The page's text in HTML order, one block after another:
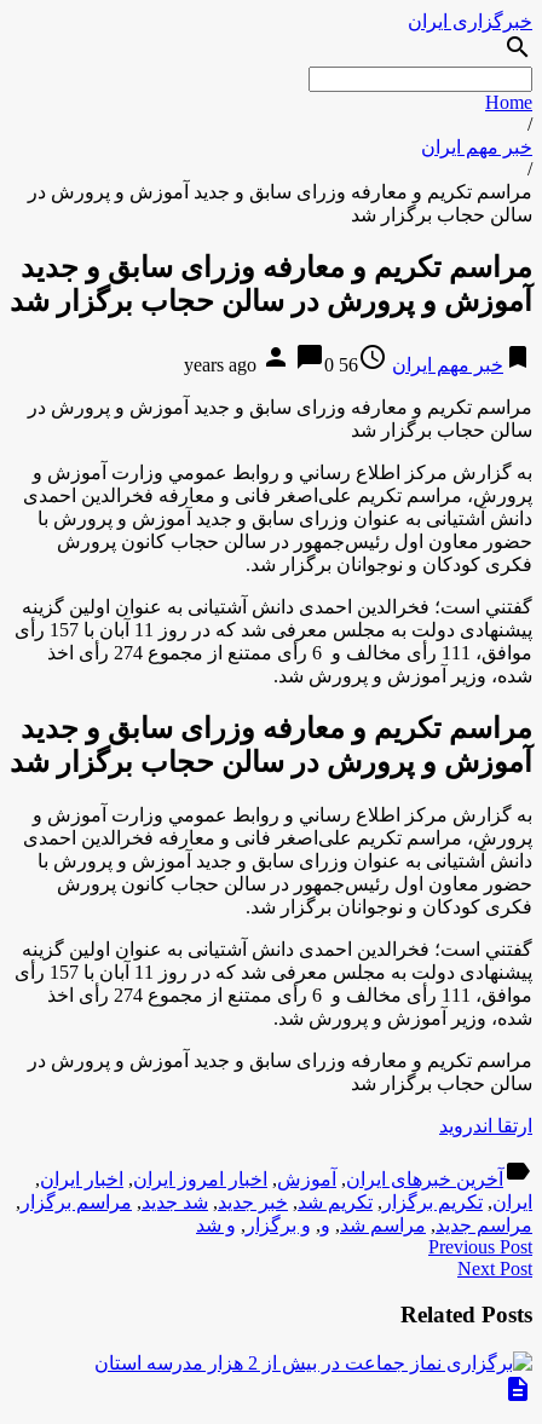
خبرگزاری ایران
search
Home
/
خبر مهم ایران
/
مراسم تكريم و معارفه وزرای سابق و جدید آموزش و پرورش در
سالن حجاب برگزار شد
مراسم تكريم و معارفه وزرای سابق و جدید
آموزش و پرورش در سالن حجاب برگزار شد
bookmark خبر مهم ایران access_time
56 years ago
person chat_bubble0
مراسم تكريم و معارفه وزرای سابق و جدید آموزش و پرورش در
سالن حجاب برگزار شد
به گزارش مركز اطلاع رساني و روابط عمومي وزارت آموزش و
پرورش، مراسم تكريم علی‌اصغر فانی و معارفه فخرالدین احمدی
دانش آشتیانی به عنوان وزرای سابق و جدید آموزش و پرورش با
حضور معاون اول رئیس‌جمهور در سالن حجاب کانون پرورش
فکری کودکان و نوجوانان برگزار شد.
گفتني است؛ فخرالدین احمدی دانش آشتیانی به عنوان اولین گزینه
پیشنهادی دولت به مجلس معرفی شد که در روز 11 آبان با 157 رأی
موافق، 111 رأی مخالف و 6 رأی ممتنع از مجموع 274 رأی اخذ
شده، وزیر آموزش و پرورش شد.
مراسم تكريم و معارفه وزرای سابق و جدید
آموزش و پرورش در سالن حجاب برگزار شد
به گزارش مركز اطلاع رساني و روابط عمومي وزارت آموزش و
پرورش، مراسم تكريم علی‌اصغر فانی و معارفه فخرالدین احمدی
دانش آشتیانی به عنوان وزرای سابق و جدید آموزش و پرورش با
حضور معاون اول رئیس‌جمهور در سالن حجاب کانون پرورش
فکری کودکان و نوجوانان برگزار شد.
گفتني است؛ فخرالدین احمدی دانش آشتیانی به عنوان اولین گزینه
پیشنهادی دولت به مجلس معرفی شد که در روز 11 آبان با 157 رأی
موافق، 111 رأی مخالف و 6 رأی ممتنع از مجموع 274 رأی اخذ
شده، وزیر آموزش و پرورش شد.
مراسم تكريم و معارفه وزرای سابق و جدید آموزش و پرورش در
سالن حجاب برگزار شد
ارتقا اندروید
label آخرین خبرهای ایران, آموزش, اخبار امروز ایران, اخبار ایران,
ایران, تكريم برگزار , تكريم شد, خبر جدید, شد جدید, مراسم برگزار ,
مراسم جدید, مراسم شد, و, و برگزار , و شد
Previous Post
Next Post
Related Posts
description